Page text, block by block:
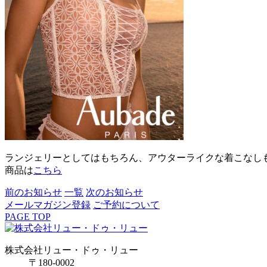
ランジェリーとしてはもちろん、アウターライクな着こなし
商品はこちら
前のお知らせ 一覧 次のお知らせ
メールマガジン登録 ご予約について
PAGE TOP
株式会社リュー・ドゥ・リュー
〒180-0002